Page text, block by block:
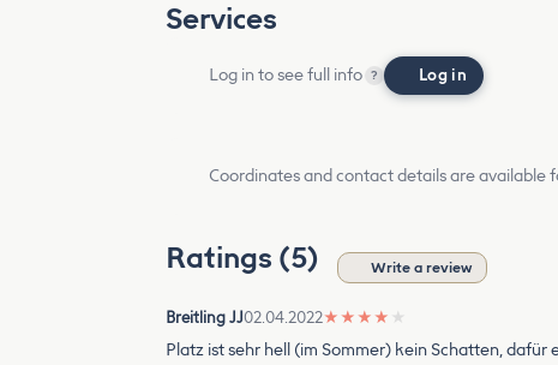
Services
Log in to see full info ? Log in
Coordinates and contact details are available
Ratings (5) Write a review
Breitling JJ02.04.2022★ ★ ★ ★ ★
Platz ist sehr hell (im Sommer) kein Schatten,